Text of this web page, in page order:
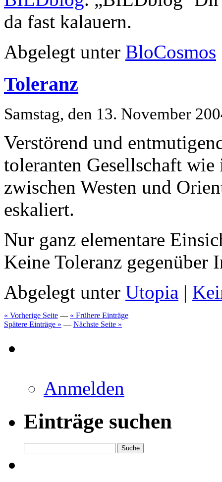
da fast kalauern.
Abgelegt unter BloCosmos
Toleranz
Samstag, den 13. November
Verstörend und
toleranten Gesellschaft
zwischen Westen und
eskaliert.
Nur ganz elementare
Keine Toleranz gegenüber
Abgelegt unter Utopia |
« Vorherige Seite — « Frühere Einträge
Spätere Einträge » — Nächste Seite »
Anmelden
Einträge suchen